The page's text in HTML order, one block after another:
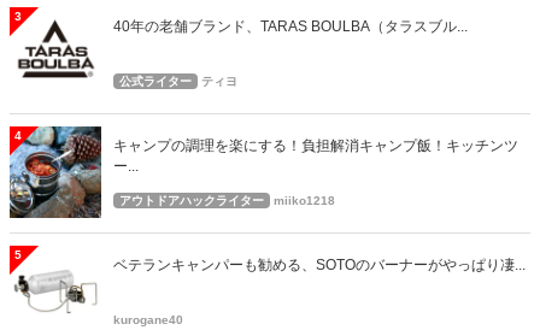
3
40年の老舗ブランド、TARAS BOULBA（タラスブル...
公式ライター ティヨ
4
キャンプの調理を楽にする！負担解消キャンプ飯！キッチンツ
ー...
アウトドアハックライター miiko1218
5
ベテランキャンパーも勧める、SOTOのバーナーがやっぱり凄...
kurogane40